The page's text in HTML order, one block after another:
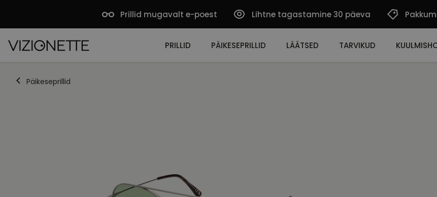
Prillid mugavalt e-poest Lihtne tagastamine 30 päeva
PRILLID PÄIKESEPRILLID LÄÄTSED TARVIKUD
Päikeseprillid